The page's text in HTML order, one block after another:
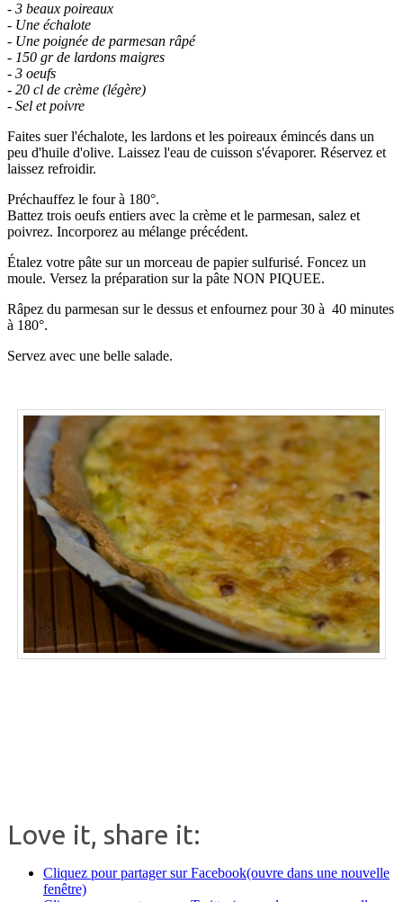
- 3 beaux poireaux
- Une échalote
- Une poignée de parmesan râpé
- 150 gr de lardons maigres
- 3 oeufs
- 20 cl de crème (légère)
- Sel et poivre
Faites suer l'échalote, les lardons et les poireaux émincés dans un
peu d'huile d'olive. Laissez l'eau de cuisson s'évaporer. Réservez et
laissez refroidir.
Préchauffez le four à 180°.
Battez trois oeufs entiers avec la crème et le parmesan, salez et
poivrez. Incorporez au mélange précédent.
Étalez votre pâte sur un morceau de papier sulfurisé. Foncez un
moule. Versez la préparation sur la pâte NON PIQUEE.
Râpez du parmesan sur le dessus et enfournez pour 30 à 40 minutes
à 180°.
Servez avec une belle salade.
Love it, share it:
Cliquez pour partager sur Facebook(ouvre dans une nouvelle
fenêtre)